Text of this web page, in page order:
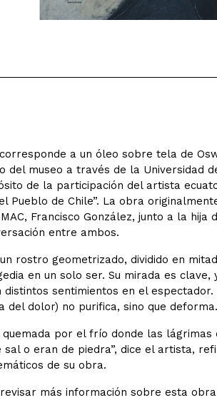
corresponde a un óleo sobre tela de
del museo a través de la Universidad
de la participación del artista
Pueblo de Chile”. La obra
Francisco González, junto a la
entre ambos.
rostro geometrizado, dividido en
en un solo ser. Su mirada es clave,
distintos sentimientos en el
del dolor) no purifica, sino que deforma.
quemada por el frío donde las
o eran de piedra”, dice el artista,
de su obra.
más información sobre esta